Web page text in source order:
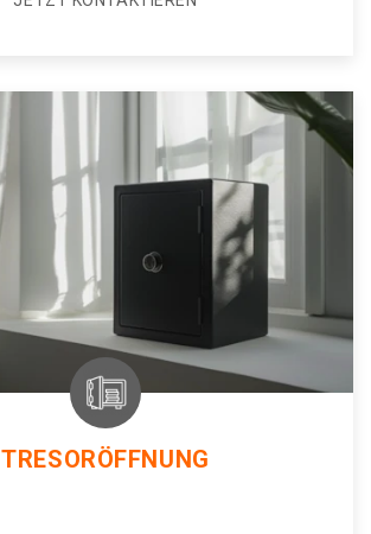
TRESORÖFFNUNG